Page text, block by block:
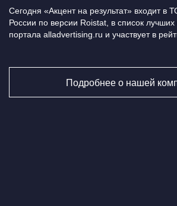
Сегодня «Акцент на результат» входит в
России по версии Roistat, в список
портала alladvertising.ru и участвует в
Подробнее о нашей